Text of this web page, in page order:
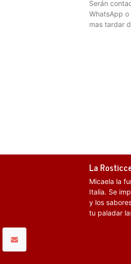
Serán
WhatsApp
mas tardar
La
Micaela la
Italia. Se
y los
tu paladar